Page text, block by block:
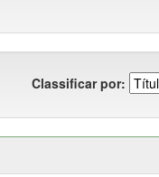
Classificar por: